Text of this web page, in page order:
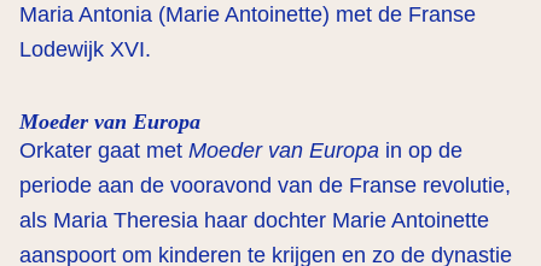
Maria Antonia (Marie Antoinette) met de Franse
Lodewijk XVI.
Moeder van Europa
Orkater gaat met Moeder van Europa in op de
periode aan de vooravond van de Franse revolutie,
als Maria Theresia haar dochter Marie Antoinette
aanspoort om kinderen te krijgen en zo de dynastie